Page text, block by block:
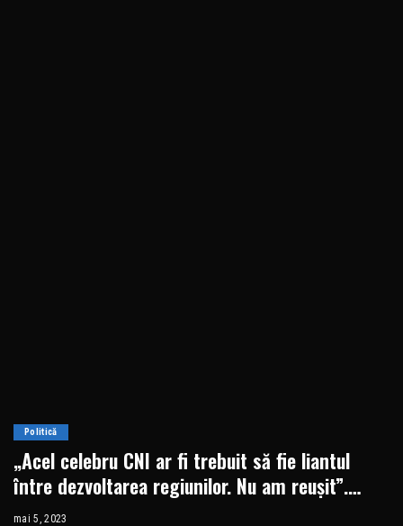
Politică
„Acel celebru CNI ar fi trebuit să fie liantul
între dezvoltarea regiunilor. Nu am reușit”.
Urmează schimbarea șefei CNI?
mai 5, 2023